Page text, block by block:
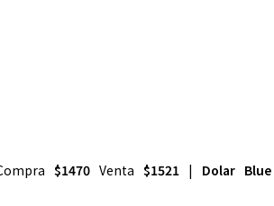
$1470 Venta $1521 | Dolar Blue